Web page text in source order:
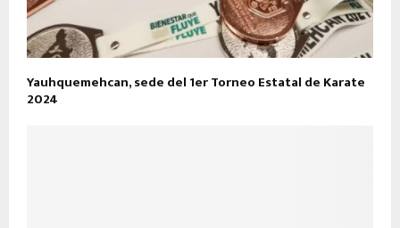
Yauhquemehcan, sede del 1er Torneo Estatal de Karate
2024